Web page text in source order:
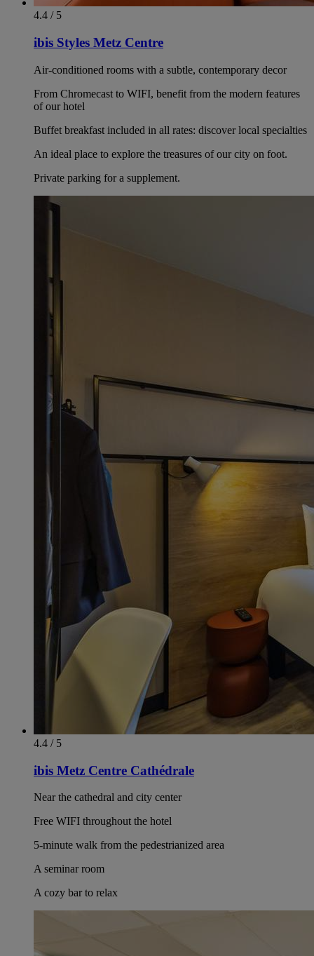
4.4 / 5
ibis Styles Metz Centre
Air-conditioned rooms with a subtle, contemporary decor
From Chromecast to WIFI, benefit from the modern features
of our hotel
Buffet breakfast included in all rates: discover local specialties
An ideal place to explore the treasures of our city on foot.
Private parking for a supplement.
4.4 / 5
ibis Metz Centre Cathédrale
Near the cathedral and city center
Free WIFI throughout the hotel
5-minute walk from the pedestrianized area
A seminar room
A cozy bar to relax